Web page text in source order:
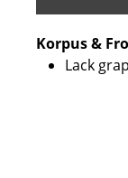
Korpus &
Lack